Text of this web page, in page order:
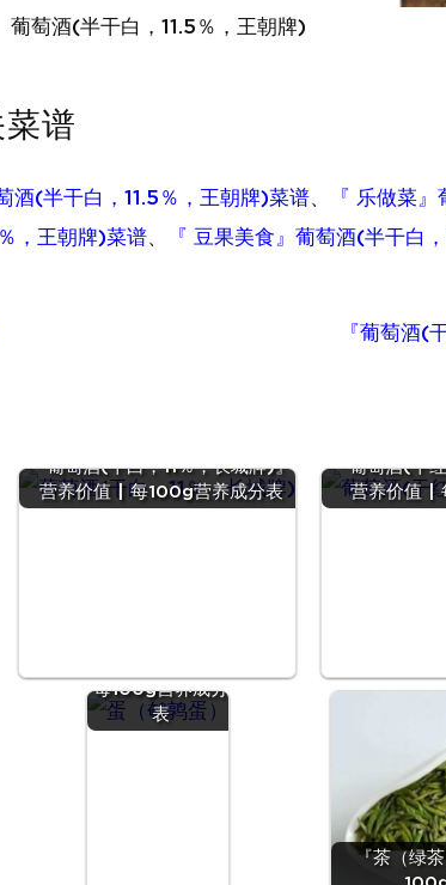
葡萄酒(半干白，11.5％，王朝牌)
谱
酒(半干白，11.5％，王朝牌)菜谱、 『 乐做菜
，王朝牌)菜谱、 『 豆果美食』葡萄酒(半干白
『葡萄酒(
『葡萄酒(干白，11％，长城牌)』
营养价值 | 每100g营养成分表
『葡萄酒(干
营养价值 |
每100g营养成分
表
『茶（绿